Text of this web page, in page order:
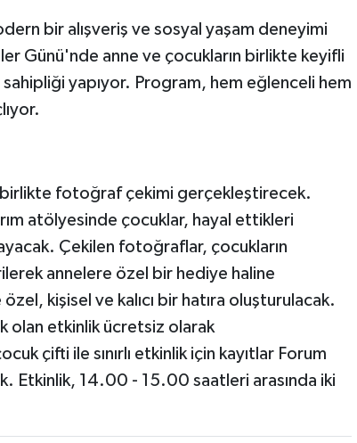
bir alışveriş ve sosyal yaşam deneyimi
Günü'nde anne ve çocukların birlikte keyifli
yapıyor. Program, hem eğlenceli hem
birlikte fotoğraf çekimi gerçekleştirecek.
atölyesinde çocuklar, hayal ettikleri
Çekilen fotoğraflar, çocukların
annelere özel bir hediye haline
kişisel ve kalıcı bir hatıra oluşturulacak.
olan etkinlik ücretsiz olarak
çifti ile sınırlı etkinlik için kayıtlar Forum
Etkinlik, 14.00 - 15.00 saatleri arasında iki